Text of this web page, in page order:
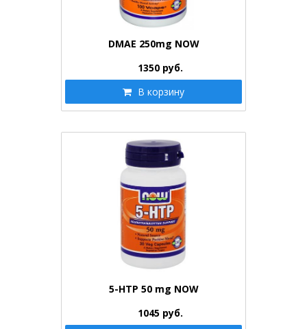
DMAE 250mg NOW
1350 руб.
В корзину
5-HTP 50 mg NOW
1045 руб.